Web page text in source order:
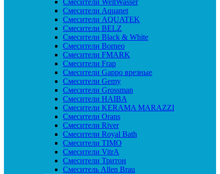
Cмесители WeltWasser
Смесители Aquanet
Смесители AQUATEK
Смесители BELZ
Смесители Black & White
Смесители Borneo
Смесители FMARK
Смесители Frap
Смесители Gappo врезные
Смесители Gemy
Смесители Grossman
Смесители HAIBA
Смесители KERAMA MARAZZI
Смесители Orans
Смесители River
Смесители Royal Bath
Смесители TIMO
Смесители VitrA
Смесители Тритон
Смеситель Allen Brau